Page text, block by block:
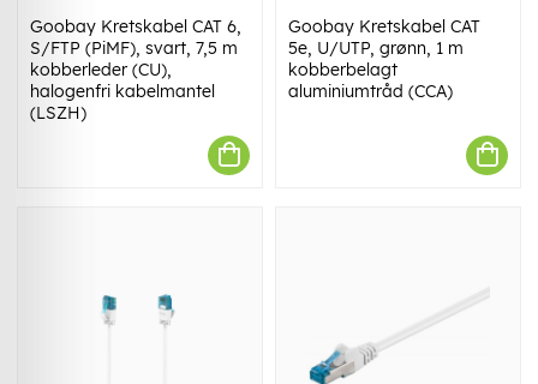
Goobay Kretskabel CAT 6,
S/FTP (PiMF), svart, 7,5 m
kobberleder (CU),
halogenfri kabelmantel
(LSZH)
Goobay Kretskabel CAT
5e, U/UTP, grønn, 1 m
kobberbelagt
aluminiumtråd (CCA)